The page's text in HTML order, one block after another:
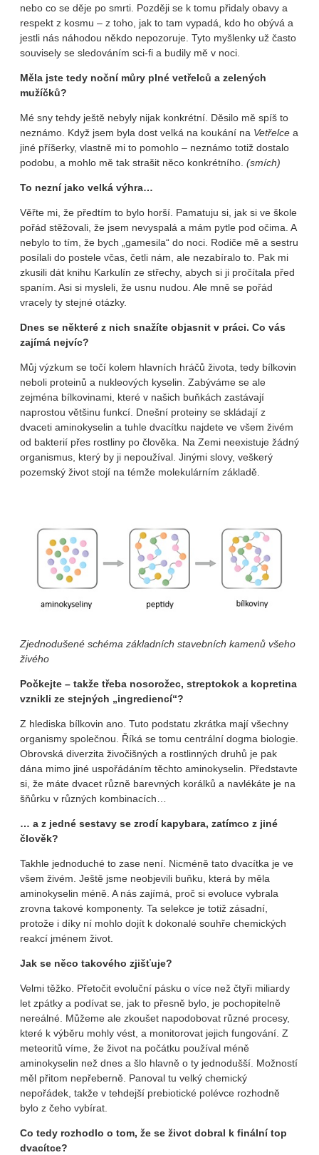
nebo co se děje po smrti. Později se k tomu přidaly obavy a
respekt z kosmu – z toho, jak to tam vypadá, kdo ho obývá a
jestli nás náhodou někdo nepozoruje. Tyto myšlenky už často
souvisely se sledováním sci-fi a budily mě v noci.
Měla jste tedy noční můry plné vetřelců a zelených
mužíčků?
Mé sny tehdy ještě nebyly nijak konkrétní. Děsilo mě spíš to
neznámo. Když jsem byla dost velká na koukání na Vetřelce a
jiné příšerky, vlastně mi to pomohlo – neznámo totiž dostalo
podobu, a mohlo mě tak strašit něco konkrétního. (smích)
To nezní jako velká výhra…
Věřte mi, že předtím to bylo horší. Pamatuju si, jak si ve škole
pořád stěžovali, že jsem nevyspalá a mám pytle pod očima. A
nebylo to tím, že bych „gamesila“ do noci. Rodiče mě a sestru
posílali do postele včas, četli nám, ale nezabíralo to. Pak mi
zkusili dát knihu Karkulín ze střechy, abych si ji pročítala před
spaním. Asi si mysleli, že usnu nudou. Ale mně se pořád
vracely ty stejné otázky.
Dnes se některé z nich snažíte objasnit v práci. Co vás
zajímá nejvíc?
Můj výzkum se točí kolem hlavních hráčů života, tedy bílkovin
neboli proteinů a nukleových kyselin. Zabýváme se ale
zejména bílkovinami, které v našich buňkách zastávají
naprostou většinu funkcí. Dnešní proteiny se skládají z
dvaceti aminokyselin a tuhle dvacítku najdete ve všem živém
od bakterií přes rostliny po člověka. Na Zemi neexistuje žádný
organismus, který by ji nepoužíval. Jinými slovy, veškerý
pozemský život stojí na témže molekulárním základě.
Zjednodušené schéma základních stavebních kamenů všeho
živého
Počkejte – takže třeba nosorožec, streptokok a kopretina
vznikli ze stejných „ingrediencí“?
Z hlediska bílkovin ano. Tuto podstatu zkrátka mají všechny
organismy společnou. Říká se tomu centrální dogma biologie.
Obrovská diverzita živočišných a rostlinných druhů je pak
dána mimo jiné uspořádáním těchto aminokyselin. Představte
si, že máte dvacet různě barevných korálků a navlékáte je na
šňůrku v různých kombinacích…
… a z jedné sestavy se zrodí kapybara, zatímco z jiné
člověk?
Takhle jednoduché to zase není. Nicméně tato dvacítka je ve
všem živém. Ještě jsme neobjevili buňku, která by měla
aminokyselin méně. A nás zajímá, proč si evoluce vybrala
zrovna takové komponenty. Ta selekce je totiž zásadní,
protože i díky ní mohlo dojít k dokonalé souhře chemických
reakcí jménem život.
Jak se něco takového zjišťuje?
Velmi těžko. Přetočit evoluční pásku o více než čtyři miliardy
let zpátky a podívat se, jak to přesně bylo, je pochopitelně
nereálné. Můžeme ale zkoušet napodobovat různé procesy,
které k výběru mohly vést, a monitorovat jejich fungování. Z
meteoritů víme, že život na počátku používal méně
aminokyselin než dnes a šlo hlavně o ty jednodušší. Možností
měl přitom nepřeberně. Panoval tu velký chemický
nepořádek, takže v tehdejší prebiotické polévce rozhodně
bylo z čeho vybírat.
Co tedy rozhodlo o tom, že se život dobral k finální top
dvacítce?